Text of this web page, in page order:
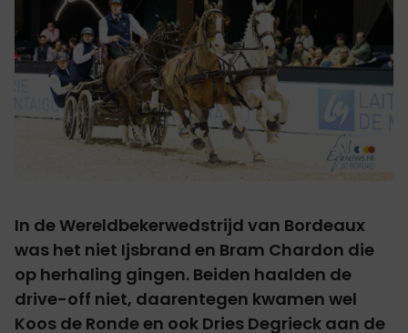
In de Wereldbekerwedstrijd van Bordeaux
was het niet Ijsbrand en Bram Chardon die
op herhaling gingen. Beiden haalden de
drive-off niet, daarentegen kwamen wel
Koos de Ronde en ook Dries Degrieck aan de